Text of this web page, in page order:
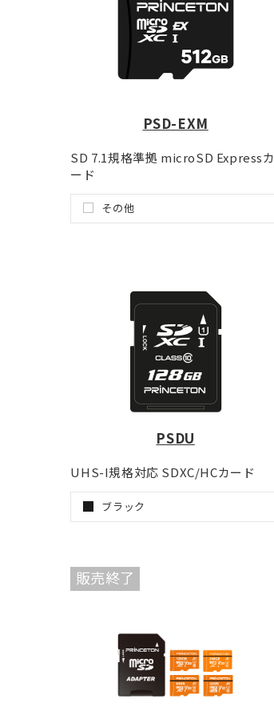
PSD-EXM
SD 7.1規格準拠 microSD Expressカ
ード
その他
PSDU
UHS-I規格対応 SDXC/HCカード
ブラック
販売終了